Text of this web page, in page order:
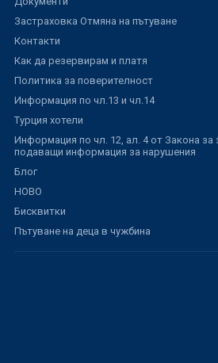
Застраховка Отмяна на пътуване
Контакти
Как да резервирам и платя
Политика за поверителност
Информация по чл.13 и чл.14
Турция хотели
Информация по чл. 12, ал. 4 от Закона за
подаващи информация за нарушения
Блог
НОВО
Бисквитки
Пътуване на деца в чужбина